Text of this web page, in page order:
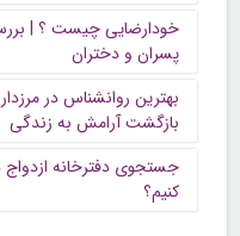
خودارضایی چیست ؟ |
پسران و دختران
بهترین روانشناس در
بازگشت آرامش به زندگی
جستجوی دفترخانه ازدواج
کنیم؟